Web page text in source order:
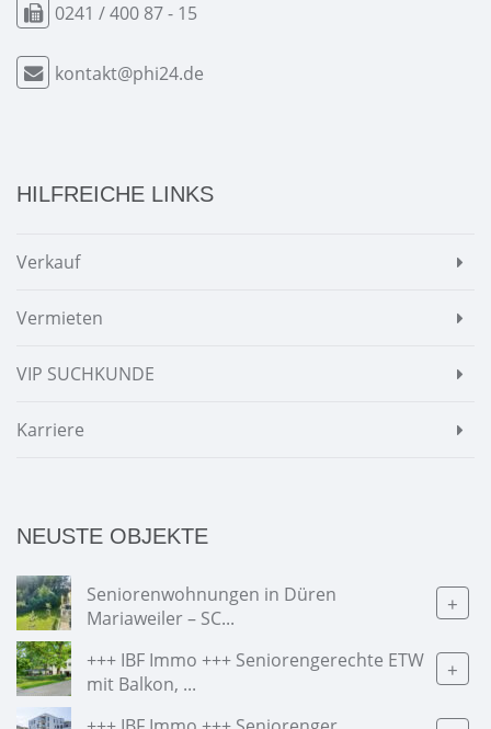
0241 / 400 87 - 15
kontakt@phi24.de
HILFREICHE LINKS
Verkauf
Vermieten
VIP SUCHKUNDE
Karriere
NEUSTE OBJEKTE
Seniorenwohnungen in Düren
Mariaweiler – SC...
+
+++ IBF Immo +++ Seniorengerechte ETW
mit Balkon, ...
+